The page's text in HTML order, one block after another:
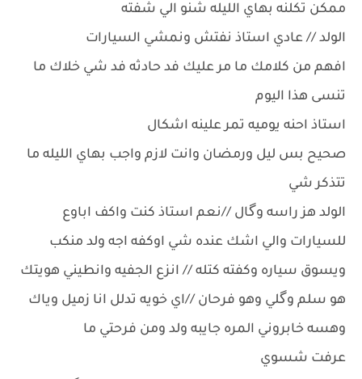
ممكن تكلنه بهاي الليله شنو الي شفته
الولد // عادي استاذ نفتش ونمشي السيارات
افهم من كلامك ما مر عليك فد حادثه فد شي خلاك ما
تنسى هذا اليوم
استاذ احنه يوميه تمر علينه اشكال
صحيح بس ليل ورمضان وانت لازم واجب بهاي الليله ما
تتذكر شي
الولد هز راسه وگال //نعم استاذ كنت واكف اباوع
للسيارات والي اشك عنده شي اوكفه اجه ولد منكب
ويسوق سياره وكفته كتله // انزع الجفيه وانطيني هويتك
هو سلم وگلي وهو فرحان //اي خويه تدلل انا زميل وياك
وهسه خابروني المره جايبه ولد ومن فرحتي ما
عرفت شسوي